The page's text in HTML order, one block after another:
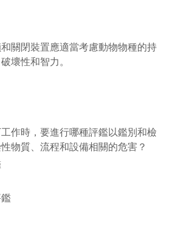
關閉裝置應適當考慮動物物種的持
壞性和智力。
作時，要進行哪種評鑑以鑑別和檢
物質、流程和設備相關的危害？